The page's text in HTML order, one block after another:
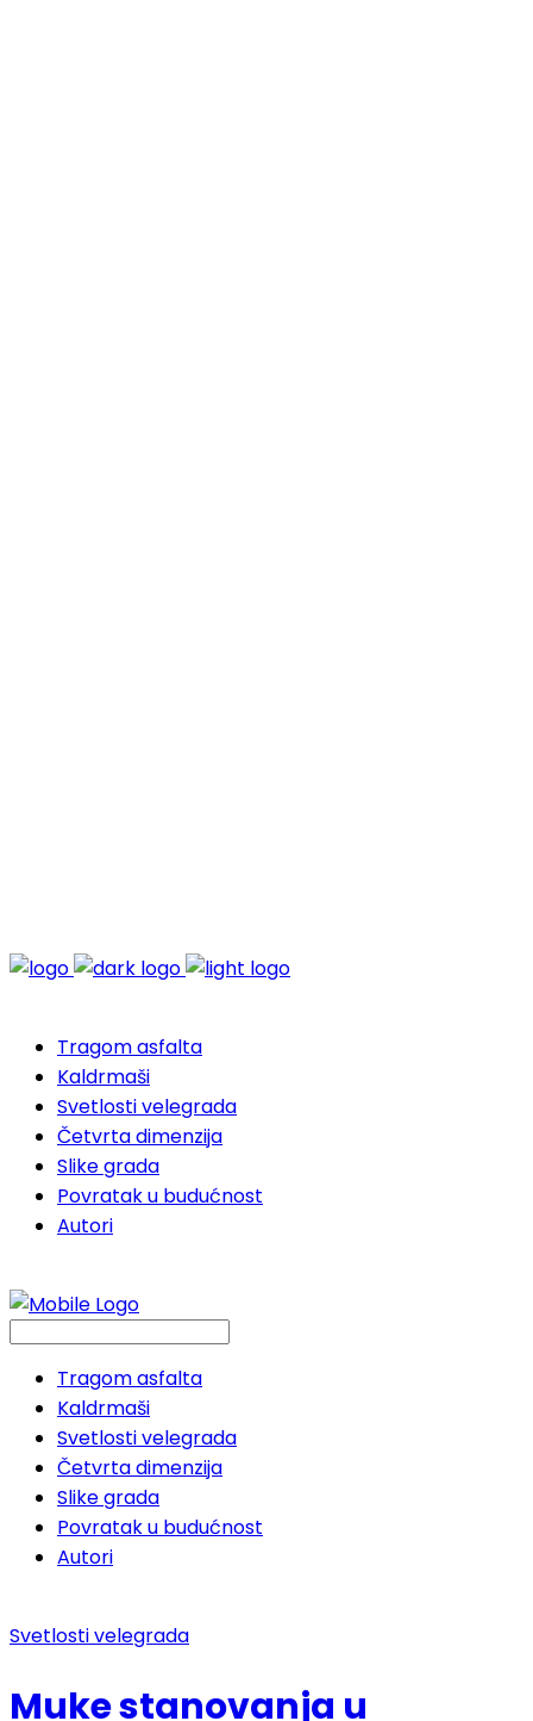
Tragom asfalta
Kaldrmaši
Svetlosti velegrada
Četvrta dimenzija
Slike grada
Povratak u budućnost
Autori
Tragom asfalta
Kaldrmaši
Svetlosti velegrada
Četvrta dimenzija
Slike grada
Povratak u budućnost
Autori
Svetlosti velegrada
Muke stanovanja u